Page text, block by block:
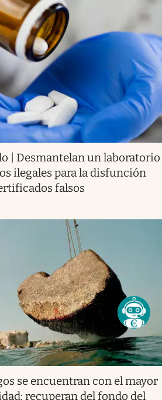
| Desmantelan un laboratorio
ilegales para la disfunción
falsos
se encuentran con el mayor
recuperan del fondo del